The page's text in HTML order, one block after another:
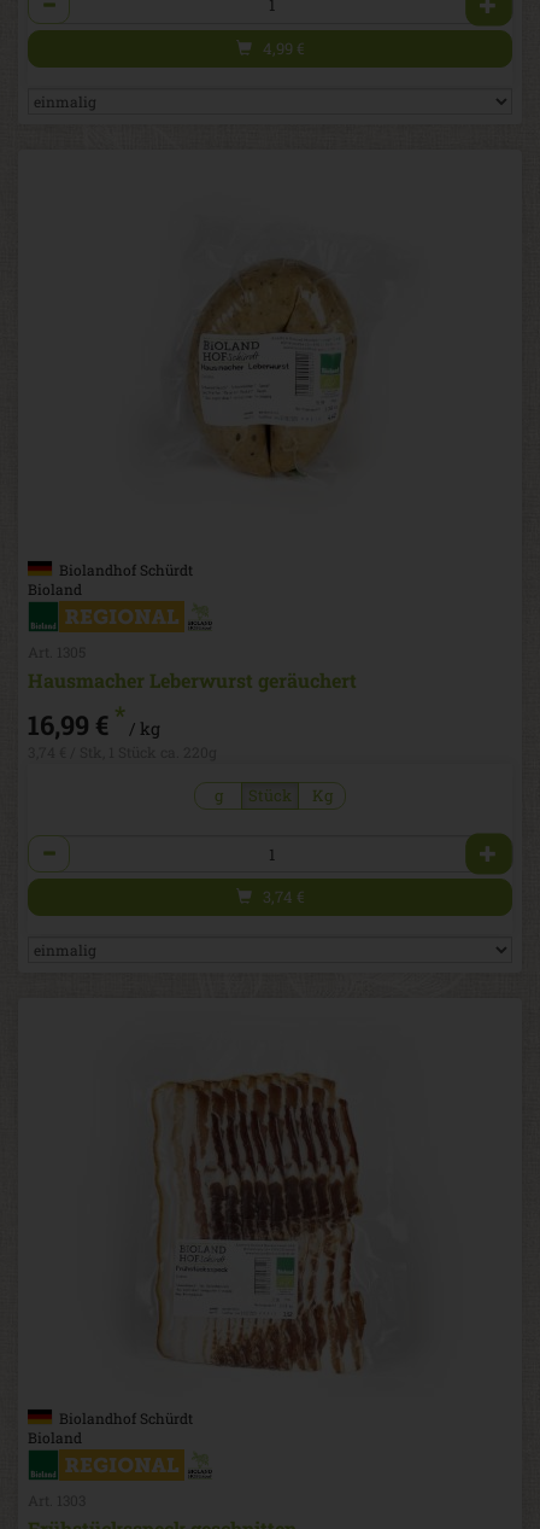
4,99 €
Biolandhof Schürdt
Bioland
Hausmacher Leberwurst geräuchert
16,99 € * / kg
g Stück Kg
Anzahl
3,74 €
Biolandhof Schürdt
Bioland